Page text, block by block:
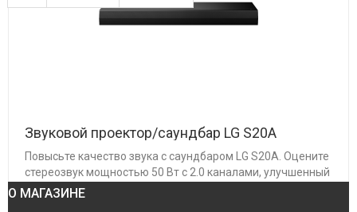
Звуковой проектор/саундбар LG S20A
Повысьте качество звука с саундбаром LG S20A. Оцените
стереозвук мощностью 50 Вт с 2.0 каналами, улучшенный
технологиями DTS Digital Surround и Dolby Digital для
О МАГАЗИНЕ